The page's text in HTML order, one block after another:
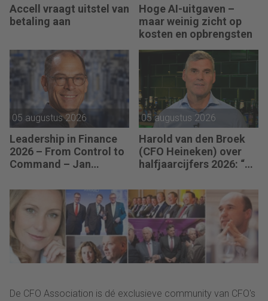
Accell vraagt uitstel van
betaling aan
Hoge AI-uitgaven –
maar weinig zicht op
kosten en opbrengsten
05 augustus 2026
Leadership in Finance
2026 – From Control to
Command – Jan
van The Protein
Brewery): “Je moet
vaak met relatief weinig
data toch knopen
doorhakken.”
05 augustus 2026
Harold van den Broek
(CFO Heineken) over
halfjaarcijfers 2026: “De
vooruitgang is
zichtbaar.”
De CFO Association is dé exclusieve community van CFO's